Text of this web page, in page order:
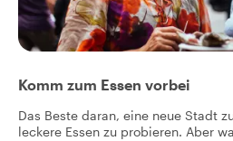
Komm zum Essen vorbei
Das Beste daran, eine neue Stadt
leckere Essen zu probieren. Aber